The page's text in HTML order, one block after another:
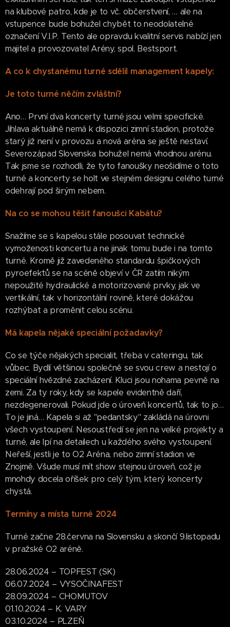
na klubové patro, kde je to vč. občerstvení, … ale na
vstupence bude bohužel chybět to neodolatelné
označení V.I.P. Tento ale opravdu kvalitní servis nabízí jen
majitel a provozovatel Arény, spol. Bestsport.
A co k chystanému turné sdělil management kapely:
Je toto turné něčím zvláštní?
Ano… První dva koncerty turné jsou velmi specifické.
Jihlava aktuálně nemá k dispozici zimní stadion, protože
starý již není v provozu a nová aréna se ještě nestaví.
Severozápad Slovenska bohužel nemá vhodnou arénu.
Tak jsme se rozhodli, že tyto fanoušky neošidíme o toto
turné a koncerty se holt ve stejném designu celého turné
odehrají pod širým nebem.
Na co se mohou těšit fanoušci Kabátu?
Snažíme se s kapelou stále posouvat technické
vymoženosti koncertu a ne jinak tomu bude i na tomto
turné. Kromě již zavedeného standardu špičkových
pyroefektů se na scéně objeví v ČR zatím nikým
nepoužité hydraulické a motorizované prvky, jak ve
vertikální, tak v horizontální rovině, které dokážou
rozhýbat a proměnit celou scénu.
Má kapela nějaké speciální požadavky?
Co se týče nějakých specialit, třeba v cateringu, tak
vůbec. Bydlí většinou společně se svou crew a nestojí o
speciální hvězdné zacházení. Kluci jsou nohama pevně na
zemi. Za ty roky, kdy se kapele evidentně daří,
nezdegenerovali. Pokud jde o úroveň koncertů, tak to jo…
To je jiná… Kapela si až "pedantsky" zakládá na úrovni
všech vystoupení. Nesoustředí se jen na velké projekty a
turné, ale lpí na detailech u každého svého vystoupení.
Neřeší, jestli je to O2 Aréna, nebo zimní stadion ve
Znojmě. Všude musí mít show stejnou úroveň, což je
mnohdy docela oříšek pro celý tým, který koncerty
chystá.
Termíny a místa turné 2024
Turné začne 28.června na Slovensku a skončí 9.listopadu
v pražské O2 aréně.
28.06.2024 – TOPFEST (SK)
06.07.2024 – VYSOČINAFEST
28.09.2024 – CHOMUTOV
01.10.2024 – K. VARY
03.10.2024 – PLZEŇ